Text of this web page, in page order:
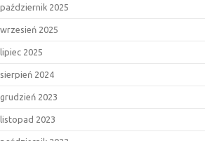
październik 2025
wrzesień 2025
lipiec 2025
sierpień 2024
grudzień 2023
listopad 2023